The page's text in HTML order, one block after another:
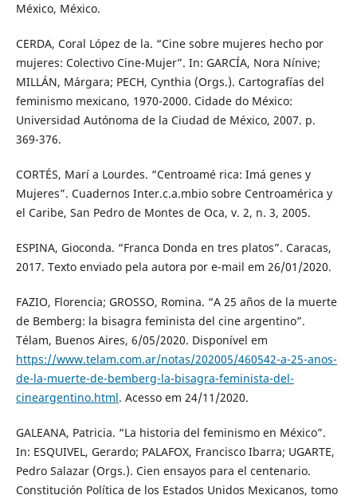
México, México.
CERDA, Coral López de la. “Cine sobre mujeres hecho por
mujeres: Colectivo Cine-Mujer”. In: GARCÍA, Nora Nínive;
MILLÁN, Márgara; PECH, Cynthia (Orgs.). Cartografías del
feminismo mexicano, 1970-2000. Cidade do México:
Universidad Autónoma de la Ciudad de México, 2007. p.
369-376.
CORTÉS, Marí a Lourdes. “Centroamé rica: Imá genes y
Mujeres”. Cuadernos Inter.c.a.mbio sobre Centroamérica y
el Caribe, San Pedro de Montes de Oca, v. 2, n. 3, 2005.
ESPINA, Gioconda. “Franca Donda en tres platos”. Caracas,
2017. Texto enviado pela autora por e-mail em 26/01/2020.
FAZIO, Florencia; GROSSO, Romina. “A 25 años de la muerte
de Bemberg: la bisagra feminista del cine argentino”.
Télam, Buenos Aires, 6/05/2020. Disponível em
https://www.telam.com.ar/notas/202005/460542-a-25-anos-
de-la-muerte-de-bemberg-la-bisagra-feminista-del-
cineargentino.html. Acesso em 24/11/2020.
GALEANA, Patricia. “La historia del feminismo en México”.
In: ESQUIVEL, Gerardo; PALAFOX, Francisco Ibarra; UGARTE,
Pedro Salazar (Orgs.). Cien ensayos para el centenario.
Constitución Política de los Estados Unidos Mexicanos, tomo